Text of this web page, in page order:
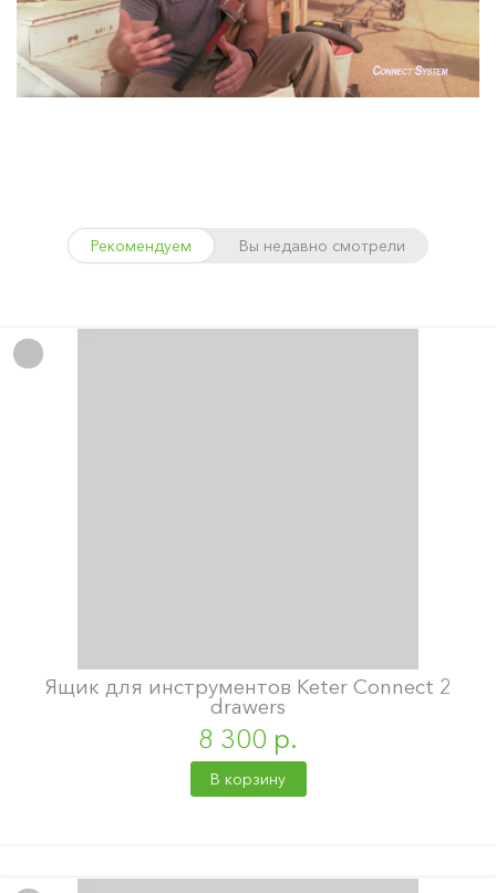
Рекомендуем Вы недавно смотрели
Ящик для инструментов Keter Connect 2
drawers
8 300 р.
В корзину